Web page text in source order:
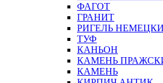
ФАГОТ
ГРАНИТ
РИГЕЛЬ
ТУФ
КАНЬОН
КАМЕНЬ
КАМЕНЬ